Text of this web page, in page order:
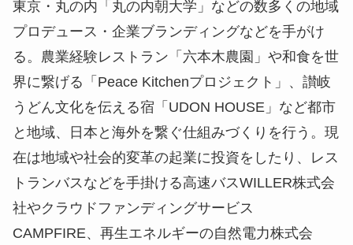
東京・丸の内「丸の内朝大学」などの数多くの地域
プロデュース・企業ブランディングなどを手がけ
る。農業経験レストラン「六本木農園」や和食を世
界に繋げる「Peace Kitchenプロジェクト」、讃岐
うどん文化を伝える宿「UDON HOUSE」など都市
と地域、日本と海外を繋ぐ仕組みづくりを行う。現
在は地域や社会的変革の起業に投資をしたり、レス
トランバスなどを手掛ける高速バスWILLER株式会
社やクラウドファンディングサービス
CAMPFIRE、再生エネルギーの自然電力株式会